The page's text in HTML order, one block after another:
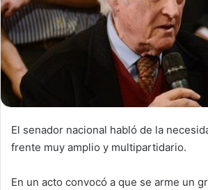
El senador nacional habló de la
frente muy amplio y multipartidario.
En un acto convocó a que se arme un